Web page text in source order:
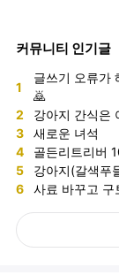
커뮤니티 인기글
1
글쓰기 오류가
🙇
2 강아지 간식은
3 새로운 녀석
4 골든리트리버
5 강아지(갈색푸
6 사료 바꾸고 구